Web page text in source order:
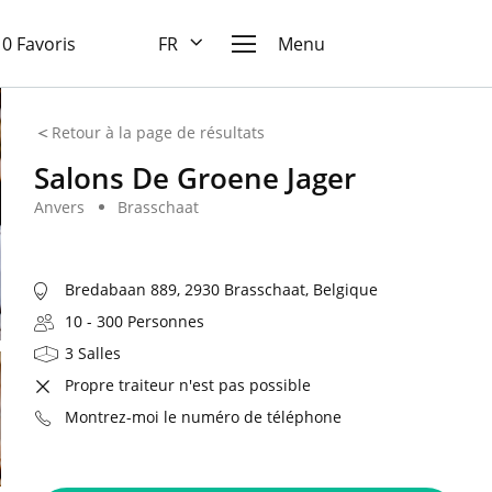
Favoris FR Menu
Retour à la page de résultats
Salons De Groene Jager
Anvers Brasschaat
Bredabaan 889, 2930 Brasschaat, Belgique
10 - 300 Personnes
3 Salles
Propre traiteur n'est pas possible
Montrez-moi le numéro de téléphone